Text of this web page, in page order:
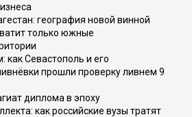
география новой винной
только южные
как Севастополь и его
прошли проверку ливнем 9
диплома в эпоху
как российские вузы тратят